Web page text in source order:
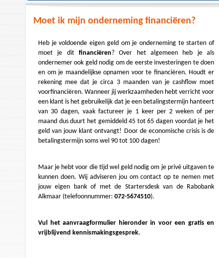
Moet ik mijn onderneming financiëren?
Heb je voldoende eigen geld om je onderneming te starten of
moet je dit financiëren? Over het algemeen heb je als
ondernemer ook geld nodig om de eerste investeringen te doen
en om je maandelijkse opnamen voor te financiëren. Houdt er
rekening mee dat je circa 3 maanden van je cashflow moet
voorfinanciëren. Wanneer jij werkzaamheden hebt verricht voor
een klant is het gebruikelijk dat je een betalingstermijn hanteert
van 30 dagen, vaak factureer je 1 keer per 2 weken of per
maand dus duurt het gemiddeld 45 tot 65 dagen voordat je het
geld van jouw klant ontvangt! Door de economische crisis is de
betalingstermijn soms wel 90 tot 100 dagen!
Maar je hebt voor die tijd wel geld nodig om je privé uitgaven te
kunnen doen. Wij adviseren jou om contact op te nemen met
jouw eigen bank of met de Startersdesk van de Rabobank
Alkmaar (telefoonnummer: 072-5674510).
Vul het aanvraagformulier hieronder in voor een gratis en
vrijblijvend kennismakingsgesprek.